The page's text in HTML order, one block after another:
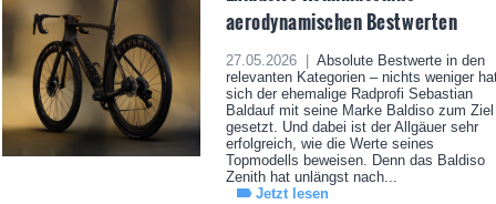
aerodynamischen Bestwerten
27.05.2026 |
Absolute Bestwerte in den
relevanten Kategorien – nichts weniger
sich der ehemalige Radprofi Sebastian
Baldauf mit seine Marke Baldiso zum Ziel
gesetzt. Und dabei ist der Allgäuer sehr
erfolgreich, wie die Werte seines
Topmodells beweisen. Denn das Baldiso
Zenith hat unlängst nach...
Jetzt lesen